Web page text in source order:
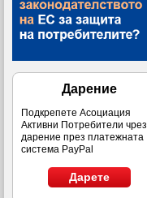
Дарение
Подкрепете Асоциация
Активни Потребители чрез
дарение през платежната
система PayPal
Дарете